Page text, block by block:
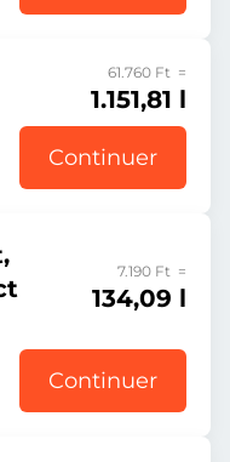
61.760 Ft =
1.151,81 l
Continuer
7.190 Ft =
134,09 l
Continuer